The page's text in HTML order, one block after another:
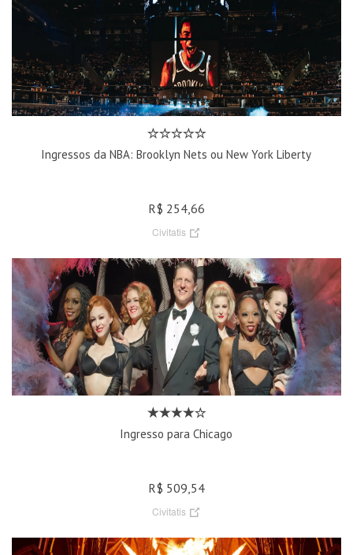
Ingressos da NBA: Brooklyn Nets ou New York Liberty
R$ 254,66
Civitatis
Ingresso para Chicago
R$ 509,54
Civitatis